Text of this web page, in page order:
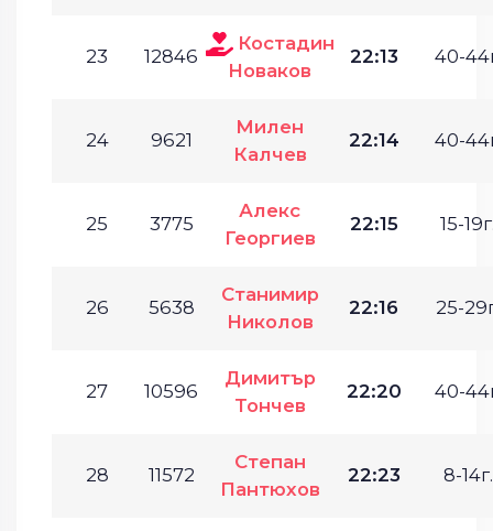
23 12846
Костадин
Новаков
22:13 40-
24 9621
Милен
Калчев
22:14 40-
25 3775
Алекс
Георгиев
22:15 15-
26 5638
Станимир
Николов
22:16 25-
27 10596
Димитър
Тончев
22:20 40-
28 11572
Степан
Пантюхов
22:23 8-14г.